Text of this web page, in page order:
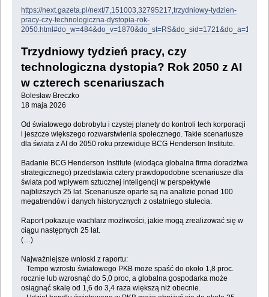
https://next.gazeta.pl/next/7,151003,32795217,trzydniowy-tydzien-
pracy-czy-technologiczna-dystopia-rok-
Trzydniowy tydzień pracy, czy
technologiczna dystopia? Rok 2050 z AI
w czterech scenariuszach
Bolesław Breczko
18 maja 2026
Od światowego dobrobytu i czystej planety do kontroli tech korporacji
i jeszcze większego rozwarstwienia społecznego. Takie scenariusze
dla świata z AI do 2050 roku przewiduje BCG Henderson Institute.
Badanie BCG Henderson Institute (wiodąca globalna firma doradztwa
strategicznego) przedstawia cztery prawdopodobne scenariusze dla
świata pod wpływem sztucznej inteligencji w perspektywie
najbliższych 25 lat. Scenariusze oparte są na analizie ponad 100
megatrendów i danych historycznych z ostatniego stulecia.
Raport pokazuje wachlarz możliwości, jakie mogą zrealizować się w
ciągu następnych 25 lat.
(…)
Najważniejsze wnioski z raportu:
Tempo wzrostu światowego PKB może spaść do około 1,8 proc.
rocznie lub wzrosnąć do 5,0 proc, a globalna gospodarka może
osiągnąć skalę od 1,6 do 3,4 raza większą niż obecnie.